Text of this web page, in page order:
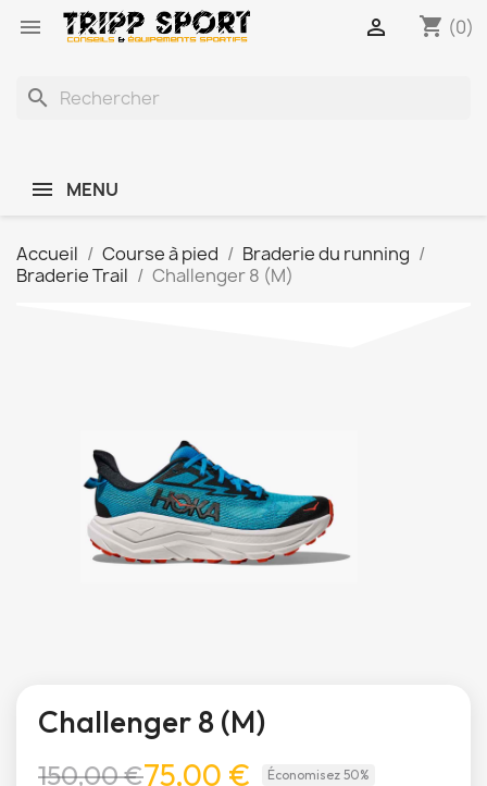
 shopping_cart (0)

search
MENU
Accueil Course à pied
Braderie du running
Braderie Trail
Challenger 8 (M)
Challenger 8 (M)
150,00 €75,00 € Économisez 50%